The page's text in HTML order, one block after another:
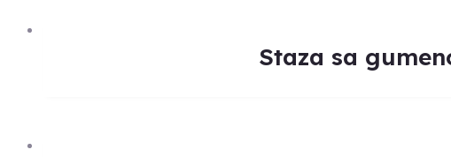
Staza sa